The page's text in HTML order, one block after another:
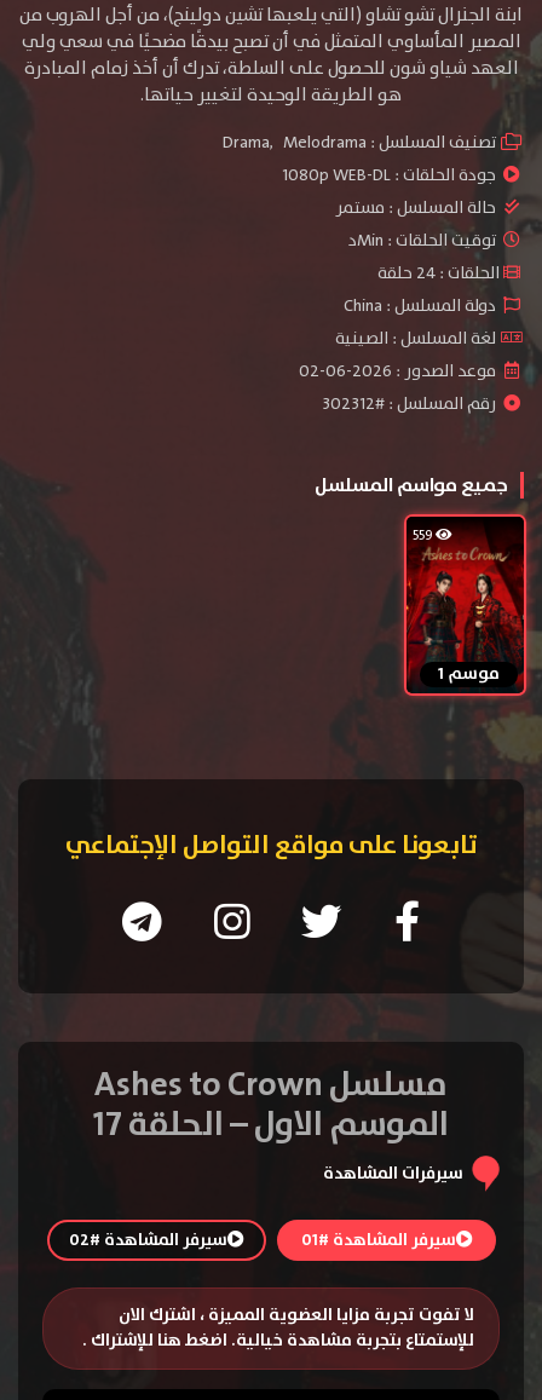
ابنة الجنرال تشو تشاو (التي يلعبها تشين دولينج)، من أجل الهروب من
المصير المأساوي المتمثل في أن تصبح بيدقًا مضحيًا في سعي ولي
العهد شياو شون للحصول على السلطة، تدرك أن أخذ زمام المبادرة
هو الطريقة الوحيدة لتغيير حياتها.
تصنيف المسلسل : Drama, Melodrama
جودة الحلقات :1080p WEB-DL
حالة المسلسل : مستمر
توقيت الحلقات : Minد
الحلقات : 24 حلقة
دولة المسلسل : China
لغة المسلسل : الصينية
موعد الصدور : 2026-06-02
رقم المسلسل : #302312
جميع مواسم المسلسل
559
موسم 1
تابعونا على مواقع التواصل الإجتماعي
مسلسل Ashes to Crown
الموسم الاول – الحلقة 17
سيرفرات المشاهدة
سيرفر المشاهدة #01 سيرفر المشاهدة #02
لا تفوت تجربة مزايا العضوية المميزة ، اشترك الان
للإستمتاع بتجربة مشاهدة خيالية. اضغط هنا للإشتراك .